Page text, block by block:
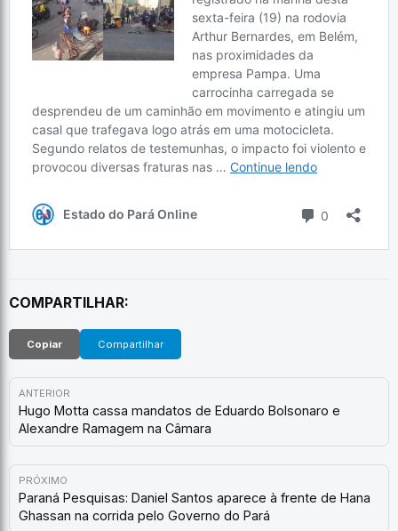
COMPARTILHAR:
Copiar Compartilhar
ANTERIOR
Hugo Motta cassa mandatos de Eduardo Bolsonaro e
Alexandre Ramagem na Câmara
PRÓXIMO
Paraná Pesquisas: Daniel Santos aparece à frente de Hana
Ghassan na corrida pelo Governo do Pará